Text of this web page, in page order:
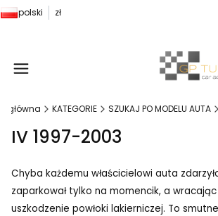
polski zł
główna KATEGORIE SZUKAJ PO MODELU AUTA
IV 1997-2003
Chyba każdemu właścicielowi auta
zaparkował tylko na momencik, a
uszkodzenie powłoki lakierniczej. To